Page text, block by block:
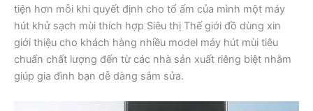
tiện hơn mỗi khi quyết định cho tổ ấm của mình một máy
hút khử sạch mùi thích hợp Siêu thị Thế giới đồ dùng xin
giới thiệu cho khách hàng nhiều model máy hút mùi tiêu
chuẩn chất lượng đến từ các nhà sản xuất riêng biệt nhằm
giúp gia đình bạn dễ dàng sắm sửa.